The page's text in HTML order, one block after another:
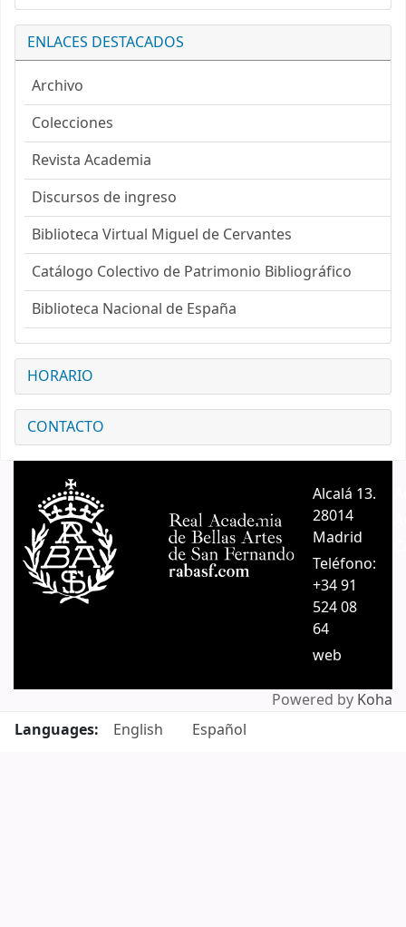
ENLACES DESTACADOS
Archivo
Colecciones
Revista Academia
Discursos de ingreso
Biblioteca Virtual Miguel de Cervantes
Catálogo Colectivo de Patrimonio Bibliográfico
Biblioteca Nacional de España
HORARIO
CONTACTO
Alcalá 13.
28014
Madrid
Teléfono:
+34 91
524 08
64
web
Powered by Koha
Languages:
English Español